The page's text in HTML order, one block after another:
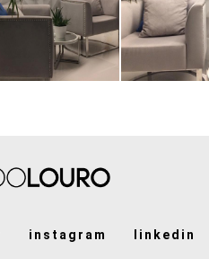
instagram linkedin